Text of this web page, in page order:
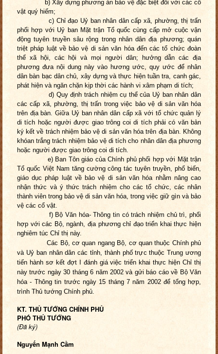
b)Xây dựng phương án bảo vệ đặc biệt đối với các cổ
vật quý hiếm;
c) Chỉ đạo Uỷ ban nhân dân cấp xã, phường, thị trấn
phối hợp với Uỷ ban Mặt trận Tổ quốc cùng cấp mở cuộc vận
động tuyên truyền sâu rộng trong nhân dân địa phương; quán
triệt pháp luật về bảo vệ di sản văn hóa đến các tổ chức đoàn
thể xã hội, các hội và mọi người dân; hưởng dẫn các địa
phương đưa nội dung này vào hương ước, quy ước để nhân
dân bàn bạc dân chủ, xây dựng và thực hiện tuần tra, canh gác,
phát hiện và ngăn chặn kịp thời các hành vi xâm phạm di tích;
d) Quy định trách nhiệm cụ thể của Uỷ ban nhân dân
các cấp xã, phường, thị trấn trong việc bảo vệ di sản văn hóa
trên địa bàn. Giữa Uỷ ban nhân dân cấp xã với tổ chức quản lý
di tích hoặc người được giao trông coi di tích phải có văn bản
ký kết về trách nhiệm bảo vệ di sản văn hóa trên địa bàn. Không
khóan trắng trách nhiệm bảo vệ di tích cho nhân dân địa phương
hoặc người được giao trông coi di tích.
e) Ban Tôn giáo của Chính phủ phối hợp với Mặt trận
Tổ quốc Việt Nam tăng cường công tác tuyên truyền, phổ biến,
giáo dục pháp luật về bảo vệ di sản văn hóa nhằm nâng cao
nhận thức và ý thức trách nhiệm cho các tổ chức, các nhân
thành viên trong bảo vệ di sản văn hóa, trong việc giữ gìn và bảo
vệ các cổ vật.
f) Bộ Văn hóa- Thông tin có trách nhiệm chủ trì, phối
hợp với các Bộ, ngành, địa phương chỉ đạo triển khai thực hiện
nghiêm túc Chỉ thị này.
Các Bộ, cơ quan ngang Bộ, cơ quan thuộc Chính phủ
và Uỷ ban nhân dân các tỉnh, thành phố trực thuộc Trung ương
tiến hành sơ kết đợt I đánh giá việc triển khai thực hiện Chỉ thị
này trước ngày 30 tháng 6 năm 2002 và gửi báo cáo về Bộ Văn
hóa - Thông tin trước ngày 15 tháng 7 năm 2002 để tổng hợp,
trình Thủ tướng Chính phủ.
KT. THỦ TƯỚNG CHÍNH PHỦ
PHÓ THỦ TƯỚNG
(Đã ký)
Nguyến Mạnh Cầm